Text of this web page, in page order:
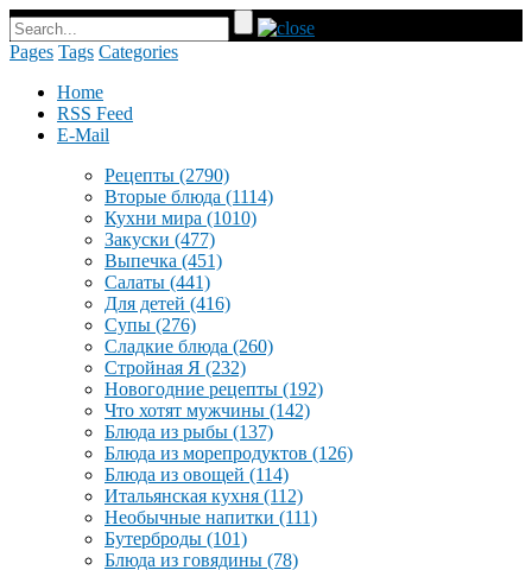
Pages Tags Categories
Home
RSS Feed
E-Mail
Рецепты (2790)
Вторые блюда (1114)
Кухни мира (1010)
Закуски (477)
Выпечка (451)
Салаты (441)
Для детей (416)
Супы (276)
Сладкие блюда (260)
Стройная Я (232)
Новогодние рецепты (192)
Что хотят мужчины (142)
Блюда из рыбы (137)
Блюда из морепродуктов (126)
Блюда из овощей (114)
Итальянская кухня (112)
Необычные напитки (111)
Бутерброды (101)
Блюда из говядины (78)